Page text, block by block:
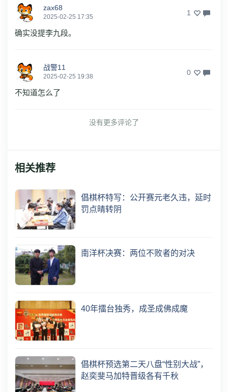
zax68
2025-02-25 17:35 1
确实没提李九段。
战警11
2025-02-25 19:38 0
不知道怎么了
没有更多评论了
相关推荐
倡棋杯特写：公开赛元老久违，延时
罚点晴转阴
南洋杯决赛：两位不败者的对决
40年擂台独秀，成圣成佛成魔
倡棋杯预选第二天八盘“性别大战”，
赵奕斐马加特晋级各有千秋